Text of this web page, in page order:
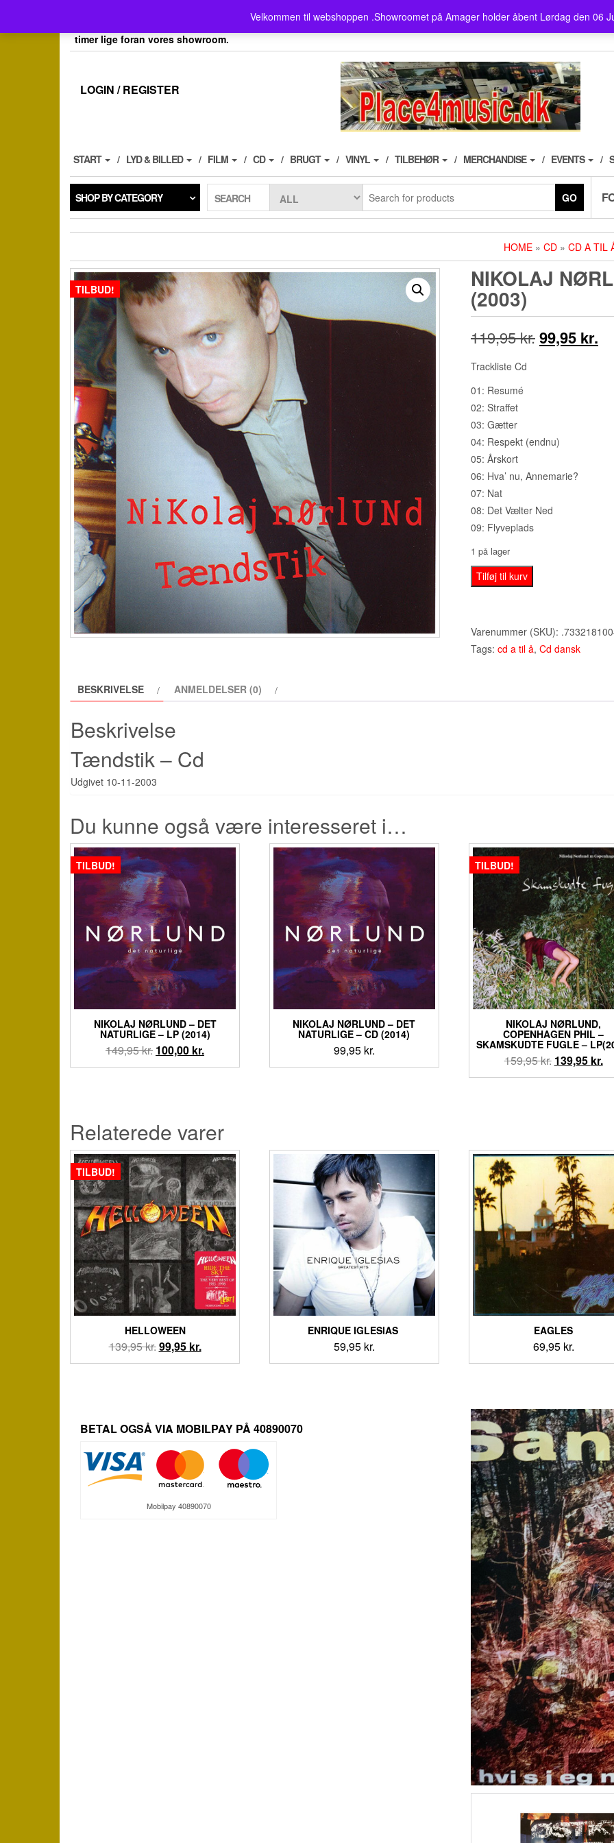
the
Velkommen til webshoppen .Showroomet på Amager holder åbent Lørdag den 06
Velkommen her i Place4music`s webshop . Vores showroom ligger på Amager ,
her kan du også afh.dine bestillinger efter aftale, husk der er fri parkering i 3
timer lige foran vores showroom.
LOGIN / REGISTER
START LYD & BILLED FILM CD BRUGT VINYL TILBEHØR MERCHANDISE EVENTS
SHOP BY CATEGORY SEARCH GO
HOME » CD » CD A TIL
TILBUD! NIKOLAJ
(2003)
119,95kr.Den
119,95 kr..
99,95 kr.
Trackliste Cd
01: Resumé
02: Straffet
03: Gætter
04: Respekt (endnu)
05: Årskort
06: Hva’ nu, Annemarie?
07: Nat
08: Det Vælter Ned
09: Flyveplads
1 på lager
Nikolaj
Nørlund
Tændstik
-
Cd
Tilføj til kurv
Varenummer (SKU):
Tags: cd a til å, Cd dansk
BESKRIVELSE ANMELDELSER (0)
Beskrivelse
Tændstik – Cd
Udgivet 10-11-2003
Du kunne også være interesseret i…
TILBUD!
NIKOLAJ NØRLUND – DET
NATURLIGE – LP (2014)
149,95kr. Den
oprindelige
100,00 kr.Den
aktuelle
NIKOLAJ NØRLUND – DET
NATURLIGE – CD (2014)
99,95 kr.
TILBUD!
NIKOLAJ NØRLUND,
COPENHAGEN PHIL ‎–
SKAMSKUDTE FUGLE –
159,95kr. Den
oprindelige
139,95 kr.
Relaterede varer
TILBUD!
HELLOWEEN
139,95kr.Den
oprindelige
99,95 kr.Den
aktuelle
ENRIQUE IGLESIAS ‎
59,95 kr.
EAGLES
69,95 kr.
BETAL OGSÅ VIA MOBILPAY PÅ 40890070
Mobilpay 40890070